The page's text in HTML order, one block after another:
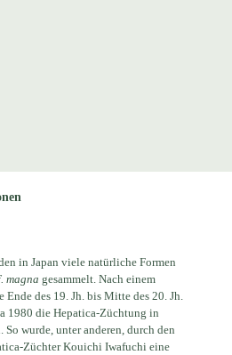
in Japan viele natürliche Formen
magnagesammelt. Nach einem
Ende des 19. Jh. bis Mitte des 20. Jh.
1980 die Hepatica-Züchtung in
So wurde, unter anderen, durch den
Züchter Kouichi Iwafuchi eine